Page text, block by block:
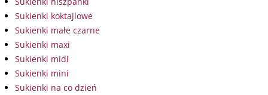
Sukienki koktajlowe
Sukienki małe czarne
Sukienki maxi
Sukienki midi
Sukienki mini
Sukienki na co dzień